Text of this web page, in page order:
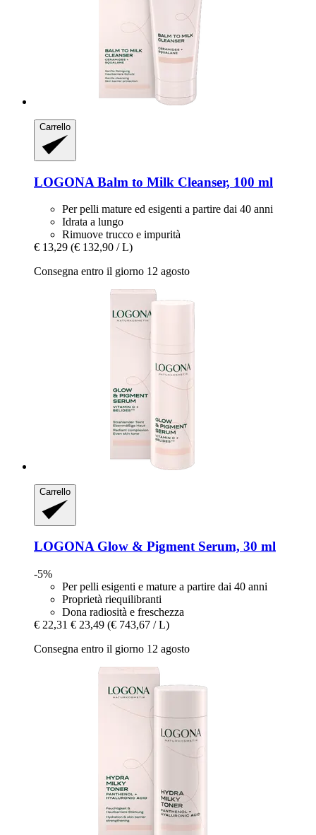
Carrello
LOGONA Balm to Milk Cleanser, 100 ml
Per pelli mature ed esigenti a partire dai 40 anni
Idrata a lungo
Rimuove trucco e impurità
€ 13,29 (€ 132,90 / L)
Consegna entro il giorno 12 agosto
Carrello
LOGONAGlow & Pigment Serum, 30 ml
-5%
Per pelli esigenti e mature a partire dai 40 anni
Proprietà riequilibranti
Dona radiosità e freschezza
€ 22,31 € 23,49 (€ 743,67 / L)
Consegna entro il giorno 12 agosto